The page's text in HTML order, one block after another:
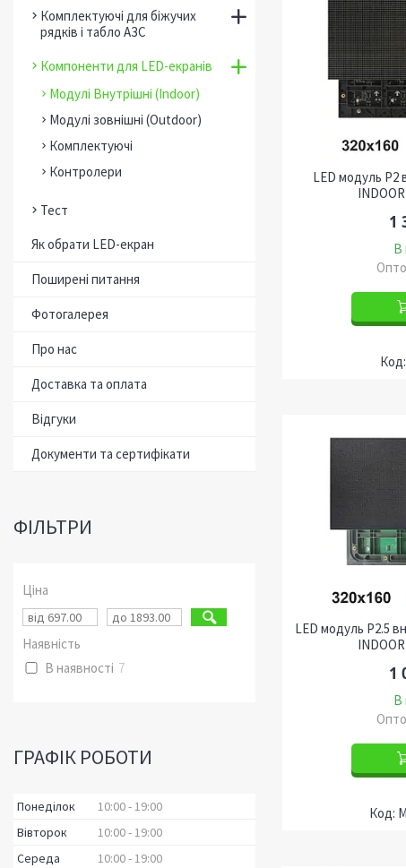
LED модуль P2
1
В
LED модуль P2.5
1
В
Комплектуючі для біжучих
рядків і табло АЗС
Компоненти для LED-екранів
Модулі Внутрішні (Indoor)
Модулі зовнішні (Outdoor)
Комплектуючі
Контролери
Тест
Як обрати LED-екран
Поширені питання
Фотогалерея
Про нас
Доставка та оплата
Відгуки
Документи та сертифікати
ФІЛЬТРИ
Ціна
Наявність
В наявності 7
ГРАФІК РОБОТИ
Понеділок 10:00 19:00
Вівторок
10:00 19:00
Середа
10:00 19:00